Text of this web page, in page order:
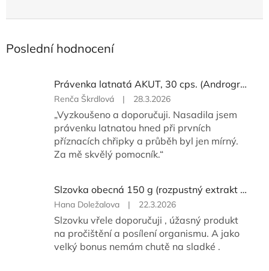
Poslední hodnocení
Právenka latnatá AKUT, 30 cps. (Andrographis paniculata 98%)
Hodnocení
produktu
je
5
z
5
Renča Škrdlová | 28.3.2026
„Vyzkoušeno a doporučuji. Nasadila jsem
právenku latnatou hned při prvních
příznacích chřipky a průběh byl jen mírný.
Za mě skvělý pomocník.“
Slzovka obecná 150 g (rozpustný extrakt pro přípravu nápoje)
Hodnocení
produktu
je
5
z
Hana Doležalova | 22.3.2026
Slzovku vřele doporučuji , úžasný produkt
na pročištění a posílení organismu. A jako
velký bonus nemám chutě na sladké .